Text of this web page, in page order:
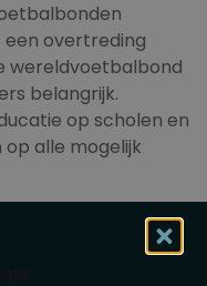
overtreding
wereldvoetbalbond
belangrijk.
op scholen en
alle mogelijk